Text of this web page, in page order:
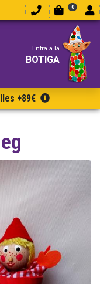
0
Entra a la
BOTIGA
+89€